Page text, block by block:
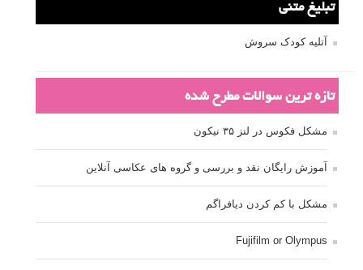
تبلیغ متنی
آتلیه کودک سروش
تازه ترین سوالات مطرح شده
مشکل فکوس در لنز ۳۵ نیکون
آموزش رایگان نقد و بررسی و گروه های عکاسی آنلاین
مشکل با کم کردن دیافراگم
Fujifilm or Olympus